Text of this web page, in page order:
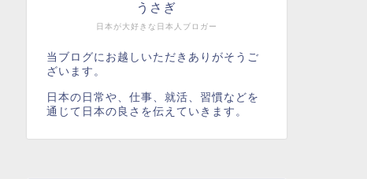
日本が大好きな日本人ブロガー
うさぎ
当ブログにお越しいただきありがそうご
ざいます。
日本の日常や、仕事、就活、習慣などを
通じて日本の良さを伝えていきます。